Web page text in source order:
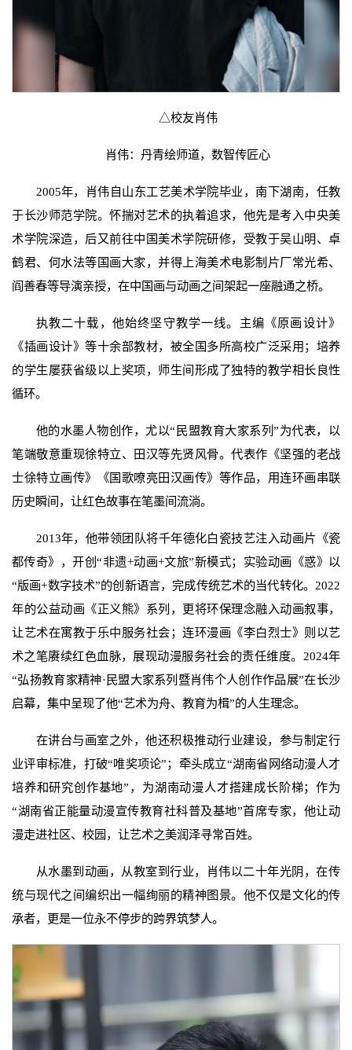
△校友肖伟
肖伟：丹青绘师道，数智传匠心
2005年，肖伟自山东工艺美术学院毕业，南下湖南，任教
于长沙师范学院。怀揣对艺术的执着追求，他先是考入中央美
术学院深造，后又前往中国美术学院研修，受教于吴山明、卓
鹤君、何水法等国画大家，并得上海美术电影制片厂常光希、
阎善春等导演亲授，在中国画与动画之间架起一座融通之桥。
执教二十载，他始终坚守教学一线。主编《原画设计》
《插画设计》等十余部教材，被全国多所高校广泛采用；培养
的学生屡获省级以上奖项，师生间形成了独特的教学相长良性
循环。
他的水墨人物创作，尤以“民盟教育大家系列”为代表，以
笔端敬意重现徐特立、田汉等先贤风骨。代表作《坚强的老战
士徐特立画传》《国歌嘹亮田汉画传》等作品，用连环画串联
历史瞬间，让红色故事在笔墨间流淌。
2013年，他带领团队将千年德化白瓷技艺注入动画片《瓷
都传奇》，开创“非遗+动画+文旅”新模式；实验动画《惑》以
“版画+数字技术”的创新语言，完成传统艺术的当代转化。2022
年的公益动画《正义熊》系列，更将环保理念融入动画叙事，
让艺术在寓教于乐中服务社会；连环漫画《李白烈士》则以艺
术之笔赓续红色血脉，展现动漫服务社会的责任维度。2024年
“弘扬教育家精神·民盟大家系列暨肖伟个人创作作品展”在长沙
启幕，集中呈现了他“艺术为舟、教育为楫”的人生理念。
在讲台与画室之外，他还积极推动行业建设，参与制定行
业评审标准，打破“唯奖项论”；牵头成立“湖南省网络动漫人才
培养和研究创作基地”，为湖南动漫人才搭建成长阶梯；作为
“湖南省正能量动漫宣传教育社科普及基地”首席专家，他让动
漫走进社区、校园，让艺术之美润泽寻常百姓。
从水墨到动画，从教室到行业，肖伟以二十年光阴，在传
统与现代之间编织出一幅绚丽的精神图景。他不仅是文化的传
承者，更是一位永不停步的跨界筑梦人。